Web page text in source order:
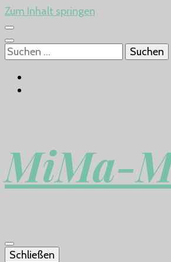
Zum Inhalt springen
Suchen
nach:
MiMa-
Schließen